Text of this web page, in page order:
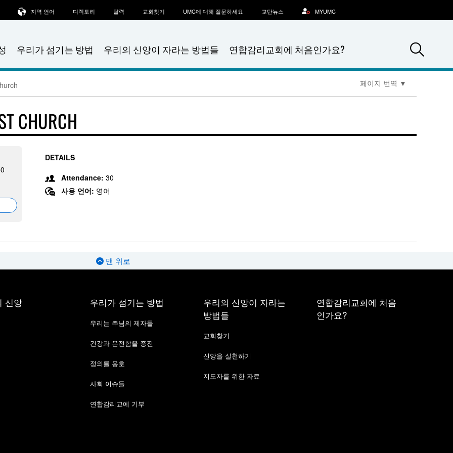
우리가 섬기는 방법 우리의 신앙이 자라는 방법들 연합감리교회에 처음인가요?
지역 언어 디렉토리 달력 교회찾기 UMC에 대해 질문하세요 교단뉴스 MYUMC
페이지 번역 ▼
CHURCH
DETAILS
Attendance: 30
사용 언어: 영어
맨 위로
신앙 우리가 섬기는 방법
우리는 주님의 제자들
건강과 온전함을 증진
정의를 옹호
사회 이슈들
연합감리교에 기부
우리의 신앙이 자라는
방법들
교회찾기
신앙을 실천하기
지도자를 위한 자료
연합감리교회에 처음
인가요?